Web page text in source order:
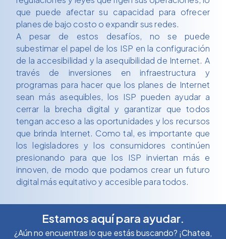
que puede afectar su capacidad para ofrecer
planes de bajo costo o expandir sus redes.
A pesar de estos desafíos, no se puede
subestimar el papel de los ISP en la configuración
de la accesibilidad y la asequibilidad de Internet. A
través de inversiones en infraestructura y
programas para hacer que los planes de Internet
sean más asequibles, los ISP pueden ayudar a
cerrar la brecha digital y garantizar que todos
tengan acceso a las oportunidades y los recursos
que brinda Internet. Como tal, es importante que
los legisladores y los consumidores continúen
presionando para que los ISP inviertan más e
innoven, de modo que podamos crear un futuro
digital más equitativo y accesible para todos.
Estamos aquí para ayudar.
¿Aún no encuentras lo que estás buscando? ¡Chatea,